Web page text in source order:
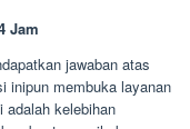
Jam
jawaban atas
inipun membuka layanan
adalah kelebihan